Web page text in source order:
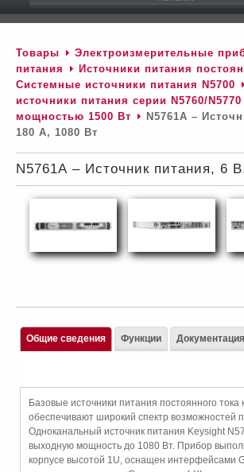
Товары Электроизмерительные
питания
Источники питания
Системные источники питания N5700
источники питания серии N5760/
мощностью 1500 Вт
N5761А –
180 А, 1080 Вт
N5761А – Источник питания, 6
Общие сведения
Базовые источники питания постоянного
обеспечивают широкий спектр возможностей
Одноканальный источник питания Keysight
выходную мощность до 1080 Вт. Прибор
корпусе высотой 1U, оснащен интерфейсами
Функции Документация